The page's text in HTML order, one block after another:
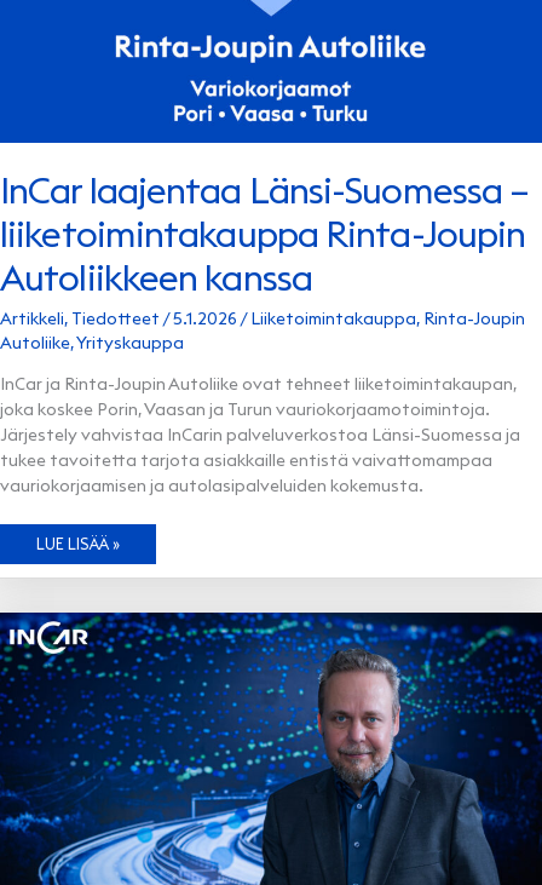
InCar laajentaa Länsi-Suomessa –
liiketoimintakauppa Rinta-Joupin
Autoliikkeen kanssa
Artikkeli, Tiedotteet /5.1.2026 /Liiketoimintakauppa, Rinta-Joupin
Autoliike,Yrityskauppa
InCar ja Rinta-Joupin Autoliike ovat tehneet liiketoimintakaupan,
joka koskee Porin, Vaasan ja Turun vauriokorjaamotoimintoja.
Järjestely vahvistaa InCarin palveluverkostoa Länsi-Suomessa ja
tukee tavoitetta tarjota asiakkaille entistä vaivattomampaa
vauriokorjaamisen ja autolasipalveluiden kokemusta.
INCAR
LÄNSI-
LIIKETOIMINTAKAUPPA
RINTA-
JOUPIN
AUTOLIIKKEEN
KANSSA
LUE LISÄÄ »